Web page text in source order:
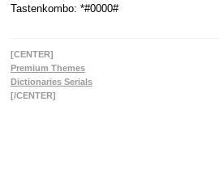
Tastenkombo: *#0000#
[CENTER]
Premium Themes
Dictionaries Serials
[/CENTER]